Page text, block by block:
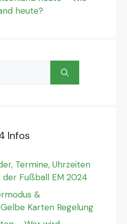
heute?
Infos
Termine, Uhrzeiten
Fußball EM 2024
&
Karten Regelung